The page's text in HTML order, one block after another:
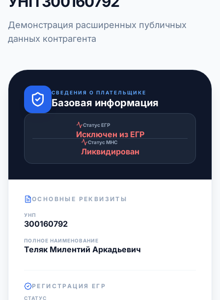
Демонстрация расширенных публичных
данных контрагента
СВЕДЕНИЯ О ПЛАТЕЛЬЩИКЕ
Базовая информация
Статус ЕГР
Исключен из ЕГР
Статус МНС
Ликвидирован
ОСНОВНЫЕ РЕКВИЗИТЫ
УНП
300160792
ПОЛНОЕ НАИМЕНОВАНИЕ
Теляк Милентий Аркадьевич
РЕГИСТРАЦИЯ ЕГР
СТАТУС